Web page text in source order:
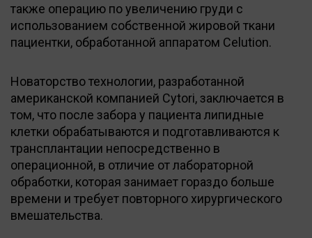
также операцию по увеличению груди с
использованием собственной жировой ткани
пациентки, обработанной аппаратом Celution.
Новаторство технологии, разработанной
американской компанией Cytori, заключается в
том, что после забора у пациента липидные
клетки обрабатываются и подготавливаются к
трансплантации непосредственно в
операционной, в отличие от лабораторной
обработки, которая занимает гораздо больше
времени и требует повторного хирургического
вмешательства.